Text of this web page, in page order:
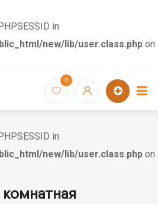
in
new/lib/user.class.php on
0
in
new/lib/user.class.php on